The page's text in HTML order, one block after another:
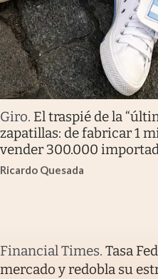
Giro. El traspié de la
zapatillas: de fabricar 1
vender 300.000
Ricardo Quesada
Financial Times. Tasa
mercado y redobla su